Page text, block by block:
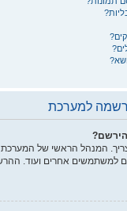
למערכת
המנהל הראשי של המערכת
למשתמשים אחרים ועוד.